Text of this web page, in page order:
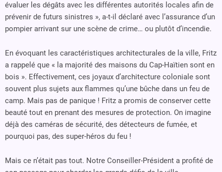
évaluer les dégâts avec les différentes autorités locales afin de
prévenir de futurs sinistres », a-t-il déclaré avec l’assurance d’un
pompier arrivant sur une scène de crime… ou plutôt d’incendie.
En évoquant les caractéristiques architecturales de la ville, Fritz
a rappelé que « la majorité des maisons du Cap-Haïtien sont en
bois ». Effectivement, ces joyaux d’architecture coloniale sont
souvent plus sujets aux flammes qu’une bûche dans un feu de
camp. Mais pas de panique ! Fritz a promis de conserver cette
beauté tout en prenant des mesures de protection. On imagine
déjà des caméras de sécurité, des détecteurs de fumée, et
pourquoi pas, des super-héros du feu !
Mais ce n’était pas tout. Notre Conseiller-Président a profité de